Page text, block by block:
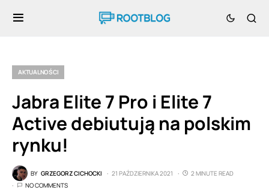
AKTUALNOŚCI
Jabra Elite 7 Pro i Elite 7
Active debiutują na polskim
rynku!
BY GRZEGORZ CICHOCKI 21 PAŹDZIERNIKA 2021
2 MINUTE READ
NO COMMENTS